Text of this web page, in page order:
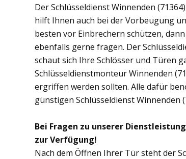
Der Schlüsseldienst Winnenden
hilft Ihnen auch bei der Vorbeugung
besten vor Einbrechern schützen,
ebenfalls gerne fragen. Der
schaut sich Ihre Schlösser und Türen
Schlüsseldienstmonteur Winnenden
ergriffen werden sollten. Alle dafür
günstigen Schlüsseldienst Winnenden
Bei Fragen zu unserer
zur Verfügung!
Nach dem Öffnen Ihrer Tür steht der